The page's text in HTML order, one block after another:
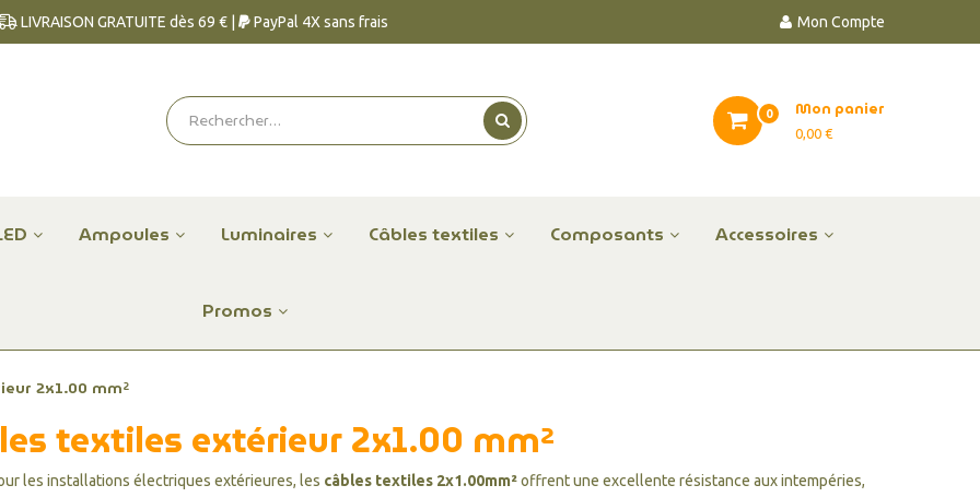
Mon Compte
LIVRAISON GRATUITE dès 69 € | PayPal 4X sans frais
Mon panier
0,00 €
0
Ampoules Luminaires Câbles textiles Composants Accessoires
Promos
2x1.00 mm²
textiles extérieur 2x1.00 mm²
les installations électriques extérieures, les câbles textiles 2x1.00mm²offrent une excellente résistance aux intempéries,